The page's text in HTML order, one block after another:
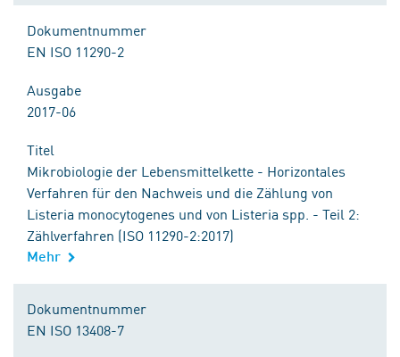
Dokumentnummer
EN ISO 11290-2
Ausgabe
2017-06
Titel
Mikrobiologie der Lebensmittelkette - Horizontales
Verfahren für den Nachweis und die Zählung von
Listeria monocytogenes und von Listeria spp. - Teil 2:
Zählverfahren (ISO 11290-2:2017)
Mehr
Dokumentnummer
EN ISO 13408-7